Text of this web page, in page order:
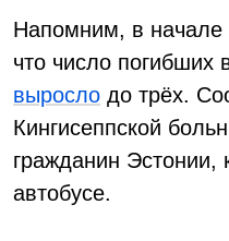
Напомним, в начале
что число
выросло до трёх.
Кингисеппской
гражданин Эстонии,
автобусе.